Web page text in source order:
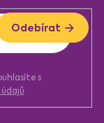
s
Odebírat